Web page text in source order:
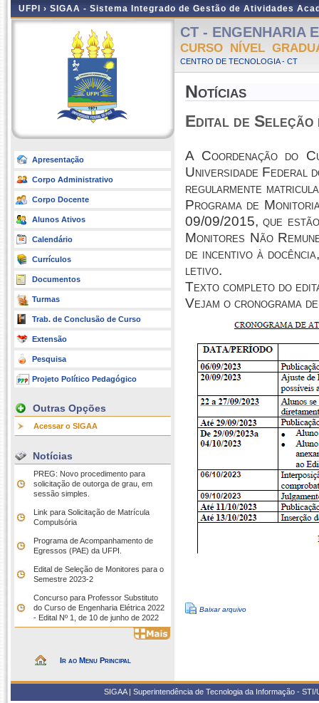
UFPI › SIGAA - Sistema Integrado de Gestão de Atividades
Apresentação
Corpo Administrativo
Corpo Docente
Alunos Ativos
Calendário
Currículos
Documentos
Turmas
Trab. de Conclusão de Curso
Extensão
Pesquisa
Projeto Político Pedagógico
Outras Opções
Acessar o SIGAA
Notícias
PREG: Novo procedimento para
solicitação de outorga de grau, em
sessão simples.
Link para Solicitação de Matrícula
Compulsória
Programa de Acompanhamento de
Egressos (PAE) da UFPI.
Edital de Seleção de Monitores para o
Semestre 2023-2
Concurso para Professor Substituto
do Curso de Engenharia Elétrica 2022
- Edital Nº 1, de 10 de junho de 2022
Ir ao Menu Principal
CT - ENGENHARIA
CURSO NÍVEL
CENTRO DE TECNOLOGIA - CT
Notícias
Edital de Seleção
A Coordenação do
Universidade Federal
regularmente
Programa de
09/09/2015, que
Monitores Não
de incentivo à
letivo.
Texto completo do
Vejam o cronograma
Baixar arquivo
SIGAA | Superintendência de Tecnologia da Informação -